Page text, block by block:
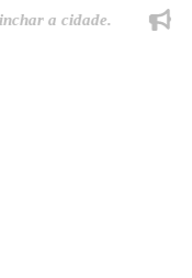
a cidade.